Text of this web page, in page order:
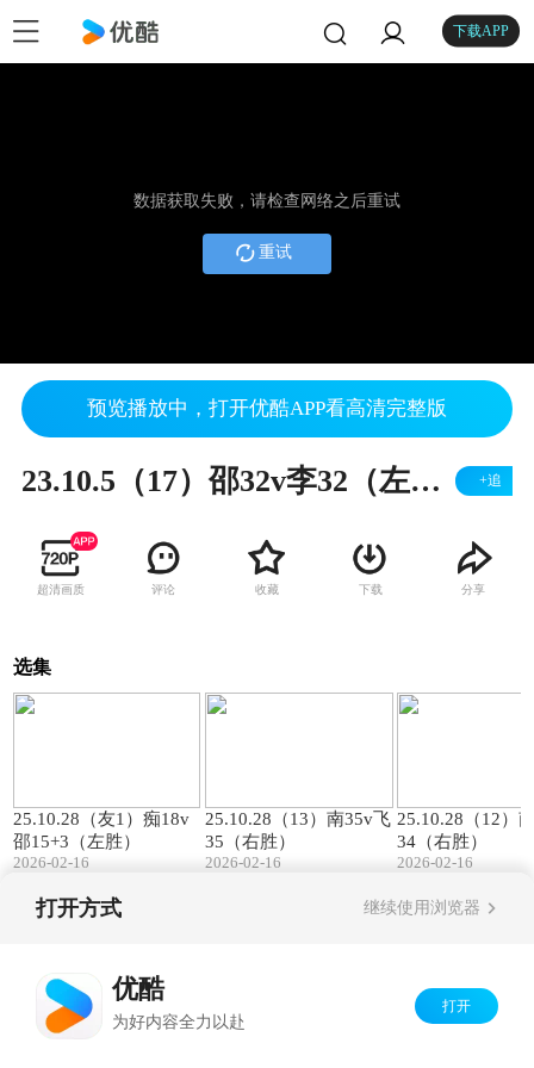
下载APP
数据获取失败，请检查网络之后重试
重试
预览播放中，打开优酷APP看高清完整版
23.10.5（17）邵32v李32（左胜） +追
超清画质 评论 收藏 下载 分享
选集
25.10.28（友1）痴18v
邵15+3（左胜）
2026-02-16
25.10.28（13）南35v飞
35（右胜）
2026-02-16
25.10.28（12）
34（右胜）
2026-02-16
打开方式 继续使用浏览器
优酷
为好内容全力以赴
打开